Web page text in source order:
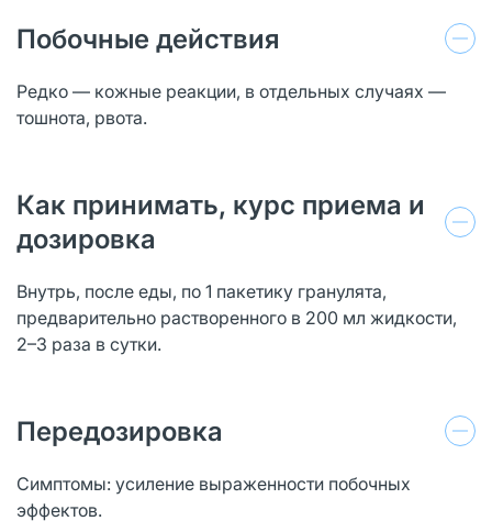
Побочные действия
Редко — кожные реакции, в отдельных случаях —
тошнота, рвота.
Как принимать, курс приема и
дозировка
Внутрь, после еды, по 1 пакетику гранулята,
предварительно растворенного в 200 мл жидкости,
2–3 раза в сутки.
Передозировка
Симптомы: усиление выраженности побочных
эффектов.